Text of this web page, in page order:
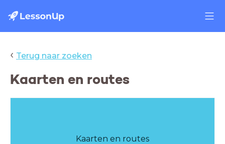
‹ Terug naar zoeken
Kaarten en routes
Kaarten en routes